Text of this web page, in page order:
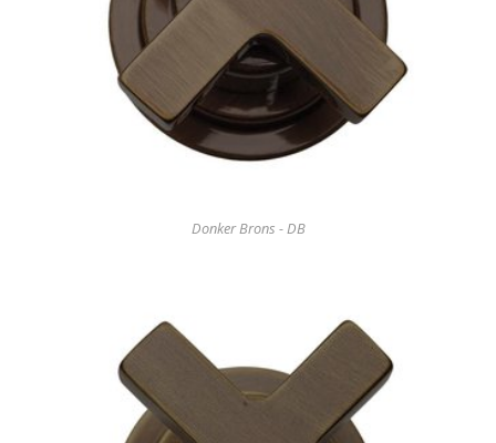
Donker Brons - DB